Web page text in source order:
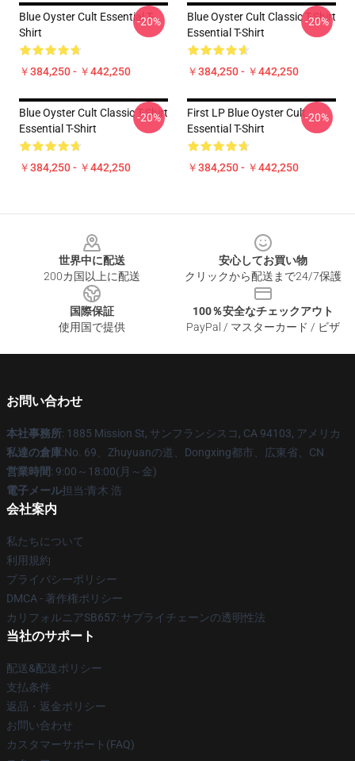
Blue Oyster Cult Essential T-
Shirt
￥384,250 - ￥442,250
-20%
Blue Oyster Cult Classic T-Shirt
Essential T-Shirt
￥384,250 - ￥442,250
-20%
Blue Oyster Cult Classic T-Shirt
Essential T-Shirt
￥384,250 - ￥442,250
-20%
First LP Blue Oyster Cult
Essential T-Shirt
￥384,250 - ￥442,250
-20%
世界中に配送
200カ国以上に配送
安心してお買い物
クリックから配送まで24/7保護
国際保証
使用国で提供
100％安全なチェックアウト
PayPal / マスターカード / ビザ
お問い合わせ
本社事務所: 1885 Mission St, サンフランシスコ, CA 94103, アメリカ
私達の倉庫:No. 69、Zhuyuanの道、Dongxing都市、広東省、CN
営業時間: 9:00～18:00(月～金)
電子メール担当:青木 浩
会社案内
私たちについて
利用規約
プライバシーポリシー
DMCA - 著作権ポリシー
カリフォルニアSB657: サプライチェーンの透明性法
当社のサポート
配送&配送ポリシー
支払条件
返品・返金ポリシー
お問い合わせ
カスタマーサポート(FAQ)